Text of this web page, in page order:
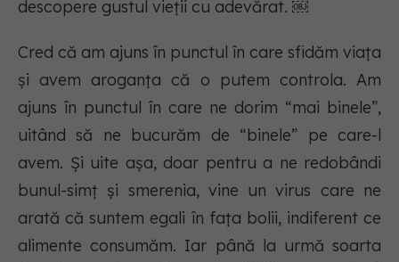
descopere gustul vieții cu adevărat. ￼
Cred că am ajuns în punctul în care sfidăm viața
și avem aroganța că o putem controla. Am
ajuns în punctul în care ne dorim “mai binele”,
uitând să ne bucurăm de “binele” pe care-l
avem. Și uite așa, doar pentru a ne redobândi
bunul-simț și smerenia, vine un virus care ne
arată că suntem egali în fața bolii, indiferent ce
alimente consumăm. Iar până la urmă soarta